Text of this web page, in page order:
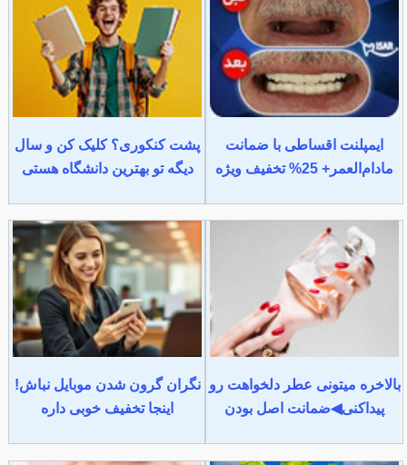
ایمپلنت اقساطی با ضمانت
مادام‌العمر+ 25% تخفیف ویژه
پشت کنکوری؟ کلیک کن و سال
دیگه تو بهترین دانشگاه هستی
بالاخره میتونی عطر دلخواهت رو
پیداکنی◀ضمانت اصل بودن
نگران گرون شدن موبایل نباش!
اینجا تخفیف خوبی داره